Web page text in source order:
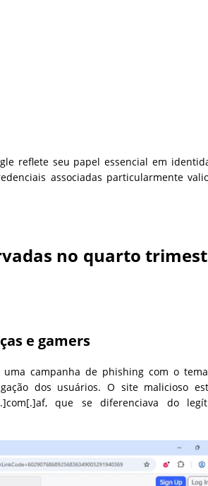
reflete seu papel essencial em
associadas particularmente
no quarto
e gamers
campanha de phishing com o
dos usuários. O site malicioso
que se diferenciava do